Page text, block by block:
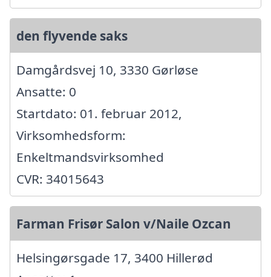
den flyvende saks
Damgårdsvej 10, 3330 Gørløse
Ansatte: 0
Startdato: 01. februar 2012,
Virksomhedsform:
Enkeltmandsvirksomhed
CVR: 34015643
Farman Frisør Salon v/Naile Ozcan
Helsingørsgade 17, 3400 Hillerød